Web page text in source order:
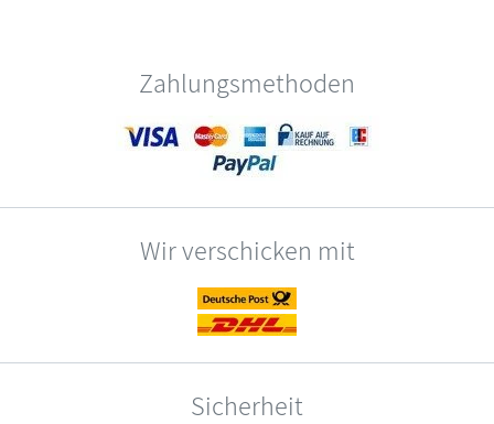
Zahlungsmethoden
Wir verschicken mit
Sicherheit